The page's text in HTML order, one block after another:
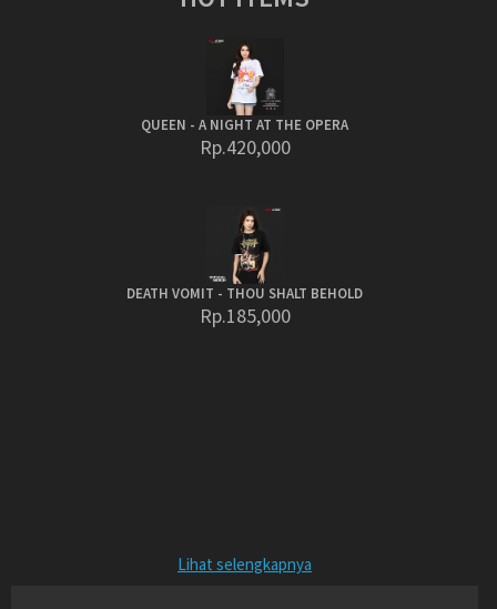
QUEEN - A NIGHT AT THE OPERA
Rp.420,000
DEATH VOMIT - THOU SHALT BEHOLD
Rp.185,000
Lihat selengkapnya